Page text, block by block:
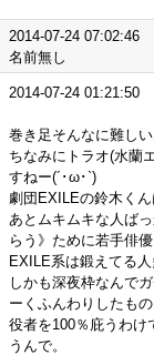
2014-07-24 07:02:46
名前無し
2014-07-24 01:21:50
巻き足そんなに難しい
ちなみにトラオ(水蘭
すねー(´･ω･`)
劇団EXILEの鈴木く
あとムキムキな人ば
らう》ために若手俳
EXILE系は鍛えてる
しかも深夜枠なんで
ーくふんわりしたも
役者を100％庇うわけ
うんで。